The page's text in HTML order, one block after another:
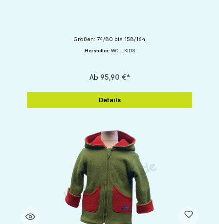
Größen: 74/80 bis 158/164
Hersteller: WOLLKIDS
Ab 95,90 €*
Details